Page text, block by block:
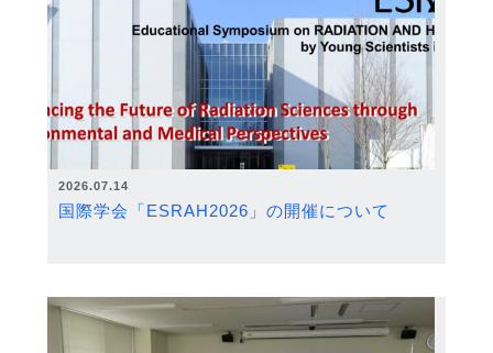
2026.07.14
国際学会「ESRAH2026」の開催について